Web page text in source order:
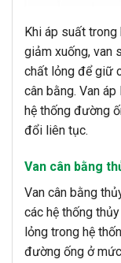
Khi áp suất
giảm xuống, van
chất lỏng để giữ
cân bằng. Van
hệ thống đường
đổi liên tục.
Van cân bằng
Van cân bằng
các hệ thống
lỏng trong hệ
đường ống ở